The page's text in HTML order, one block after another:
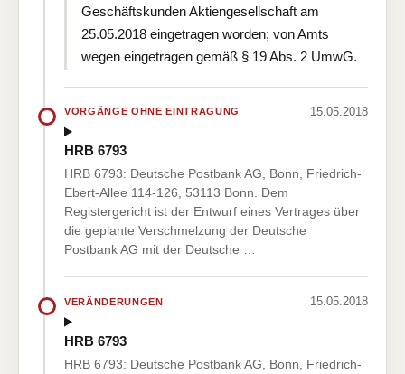
Geschäftskunden Aktiengesellschaft am
25.05.2018 eingetragen worden; von Amts
wegen eingetragen gemäß § 19 Abs. 2 UmwG.
VORGÄNGE OHNE EINTRAGUNG 15.05.2018
HRB 6793
HRB 6793: Deutsche Postbank AG, Bonn, Friedrich-
Ebert-Allee 114-126, 53113 Bonn. Dem
Registergericht ist der Entwurf eines Vertrages über
die geplante Verschmelzung der Deutsche
Postbank AG mit der Deutsche …
VERÄNDERUNGEN 15.05.2018
HRB 6793
HRB 6793: Deutsche Postbank AG, Bonn, Friedrich-